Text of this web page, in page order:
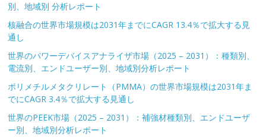
別、地域別 分析レポート
核融合の世界市場規模は2031年までにCAGR 13.4％で拡大する見
通し
世界のパワーデバイスアナライザ市場（2025 – 2031）：種類別、
電流別、エンドユーザー別、地域別分析レポート
ポリメチルメタクリレート（PMMA）の世界市場規模は2031年ま
でにCAGR 3.4％で拡大する見通し
世界のPEEK市場（2025 – 2031）：補強材種類別、エンドユーザ
ー別、地域別分析レポート